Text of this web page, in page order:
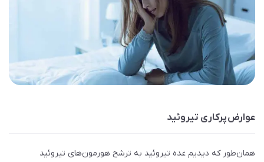
عوارض پرکاری تیروئید
همان‌طور که دیدیم غده تیروئید به ترشح هورمون‌های تیروئید